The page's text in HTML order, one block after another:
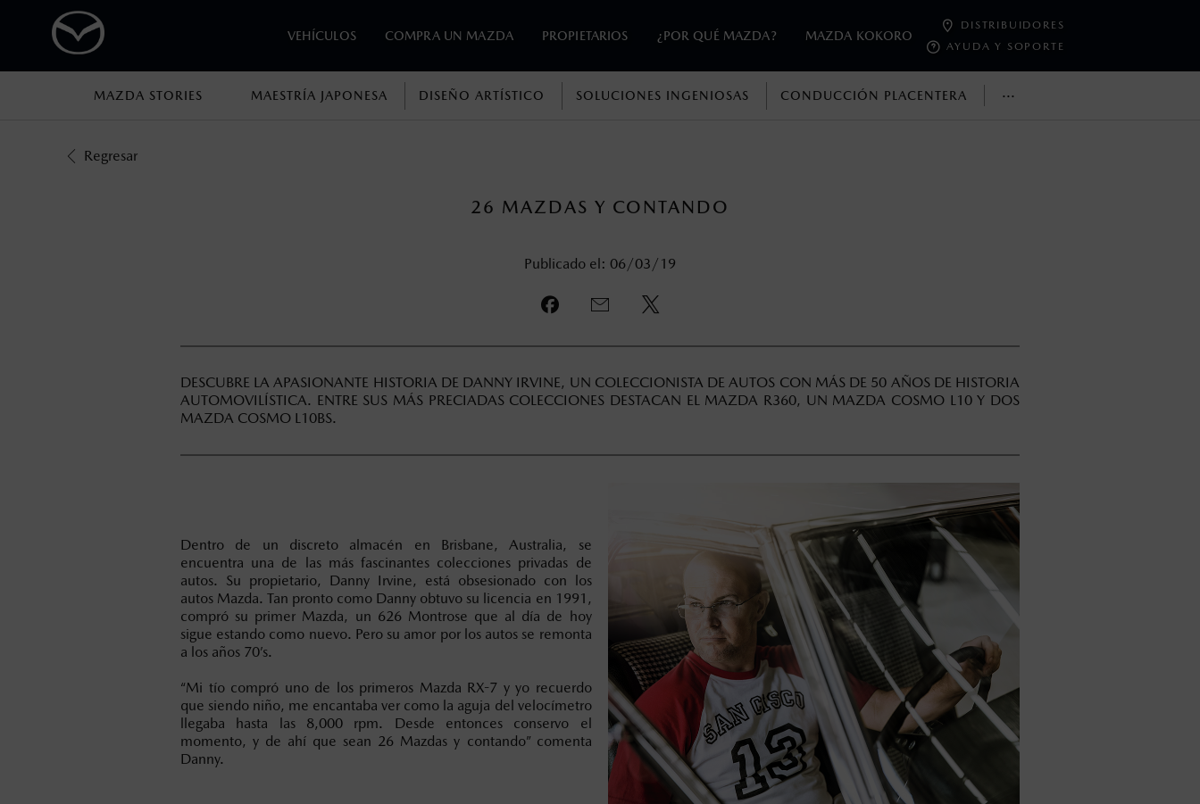
VEHÍCULOS COMPRA UN MAZDA PROPIETARIOS ¿POR QUÉ MAZDA? MAZDA KOKORO
DISTRIBUIDORES
AYUDA Y SOPORTE
MAZDA STORIES MAESTRÍA JAPONESA DISEÑO ARTÍSTICO SOLUCIONES INGENIOSAS CONDUCCIÓN PLACENTERA ···
Regresar
26 MAZDAS Y CONTANDO
Publicado el: 06/03/19
DESCUBRE LA APASIONANTE HISTORIA DE DANNY IRVINE, UN COLECCIONISTA DE AUTOS CON MÁS DE 50 AÑOS DE HISTORIA
AUTOMOVILÍSTICA. ENTRE SUS MÁS PRECIADAS COLECCIONES DESTACAN EL MAZDA R360, UN MAZDA COSMO L10 Y DOS
MAZDA COSMO L10BS.
Dentro de un discreto almacén en Brisbane, Australia, se
encuentra una de las más fascinantes colecciones privadas de
autos. Su propietario, Danny Irvine, está obsesionado con los
autos Mazda. Tan pronto como Danny obtuvo su licencia en 1991,
compró su primer Mazda, un 626 Montrose que al día de hoy
sigue estando como nuevo. Pero su amor por los autos se remonta
a los años 70’s.
“Mi tío compró uno de los primeros Mazda RX-7 y yo recuerdo
que siendo niño, me encantaba ver como la aguja del velocímetro
llegaba hasta las 8,000 rpm. Desde entonces conservo el
momento, y de ahí que sean 26 Mazdas y contando” comenta
Danny.